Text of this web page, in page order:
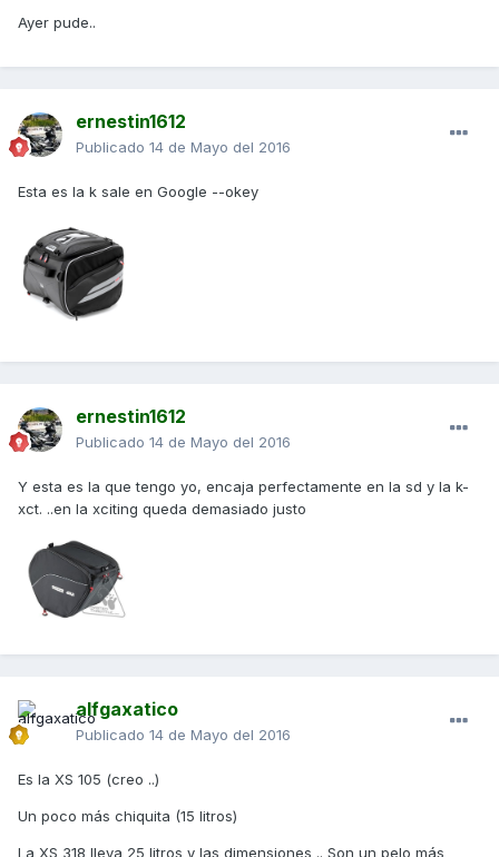
Ayer pude..
ernestin1612
Publicado 14 de Mayo del 2016
Esta es la k sale en Google --okey
ernestin1612
Publicado 14 de Mayo del 2016
Y esta es la que tengo yo, encaja perfectamente en la sd y la k-
xct. ..en la xciting queda demasiado justo
alfgaxatico
Publicado 14 de Mayo del 2016
Es la XS 105 (creo ..)
Un poco más chiquita (15 litros)
La XS 318 lleva 25 litros y las dimensiones .. Son un pelo más